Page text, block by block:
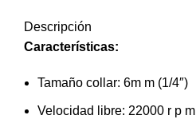
Descripción
Características:
Tamaño collar: 6m m (1/4″)
Velocidad libre: 22000 r p m